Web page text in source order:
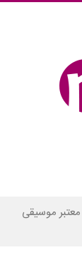
موسیقی